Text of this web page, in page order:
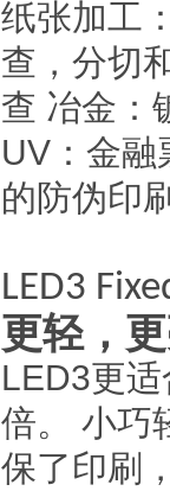
纸张加工
查，分切
查 冶金：
UV ：金
的防伪印
LED3
更轻，
LED3更
倍。 小巧
保了印刷